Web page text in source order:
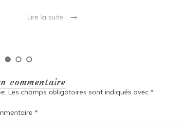
Lire la suite
commentaire
Les champs obligatoires sont indiqués avec *
*